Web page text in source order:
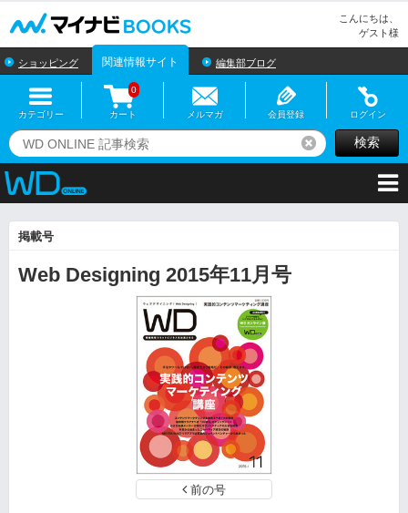
こんにちは、
ゲスト様
ショッピング 関連情報サイト 編集部ブログ
カテゴリー カート
0
メルマガ 会員登録 ログイン
リセット検索
掲載号
Web Designing 2015年11月号
前の号